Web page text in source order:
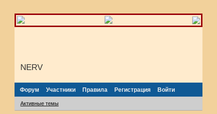
NERV
Форум Участники Правила Регистрация Войти
Активные темы